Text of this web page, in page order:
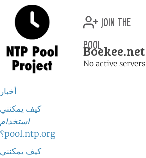
أخبار
كيف يمكنني
استخدام
pool.ntp.org؟
كيف يمكنني
join the
pool
No active servers